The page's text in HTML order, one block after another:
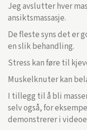
Jeg avslutter hver
ansiktsmassasje.
De fleste syns det er
en slik behandling.
Stress kan føre til
Muskelknuter kan
I tillegg til å bli
selv også, for
demonstrerer i